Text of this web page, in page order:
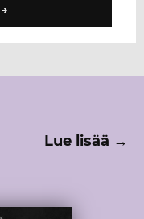
Lue lisää